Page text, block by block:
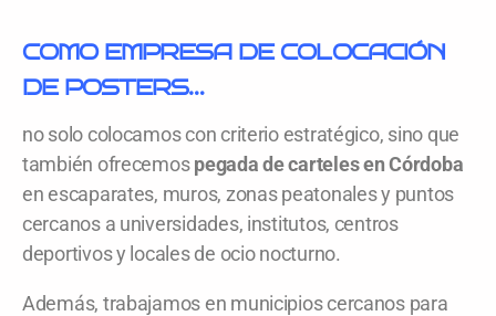
COMO EMPRESA DE COLOCACIÓN
DE POSTERS…
no solo colocamos con criterio estratégico, sino que
también ofrecemospegada de carteles en Córdoba
en escaparates, muros, zonas peatonales y puntos
cercanos a universidades, institutos, centros
deportivos y locales de ocio nocturno.
Además, trabajamos en municipios cercanos para